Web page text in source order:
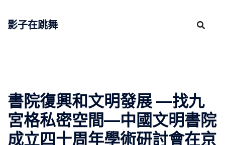
影子在跳舞
書院復興和文明發展 —找九
宮格私密空間—中國文明書院
成立四十周年學術研討會在京